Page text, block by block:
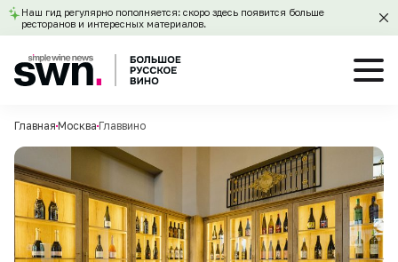
Наш гид регулярно пополняется: скоро здесь появится больше
ресторанов и интересных материалов.
Главная Москва Главвино